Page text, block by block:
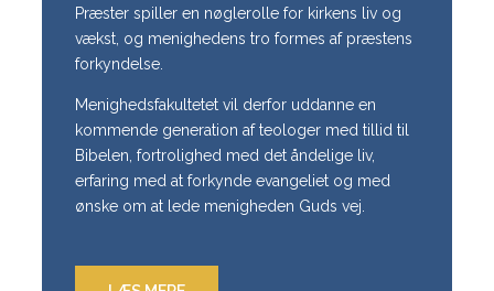
Præster spiller en nøglerolle for kirkens liv og
vækst, og menighedens tro formes af præstens
forkyndelse.
Menighedsfakultetet vil derfor uddanne en
kommende generation af teologer med tillid til
Bibelen, fortrolighed med det åndelige liv,
erfaring med at forkynde evangeliet og med
ønske om at lede menigheden Guds vej.